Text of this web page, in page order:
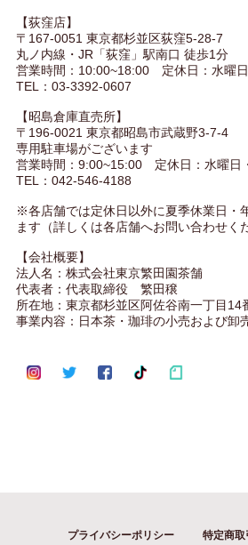
【荻窪店】
〒167-0051 東京都杉並区荻窪5-28-7
丸ノ内線・JR「荻窪」駅南口 徒歩1分
営業時間：10:00~18:00 定休日：水曜日
TEL：03-3392-0607
【昭島倉庫直売所】
〒196-0021 東京都昭島市武蔵野3-7-4
専用駐車場がございます
営業時間：9:00~15:00 定休日：水曜日
TEL：042-546-4188
※各店舗では定休日以外に夏季休業日・
ます（詳しくは各店舗へお問い合わせく
【会社概要】
法人名：株式会社東京繁田園茶舗
代表者：代表取締役 繁田穣
所在地：東京都杉並区阿佐谷南一丁目14
事業内容：日本茶・珈琲の小売および卸
プライバシーポリシー 特定商取